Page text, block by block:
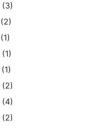
3
2
1
1
1
2
4
2